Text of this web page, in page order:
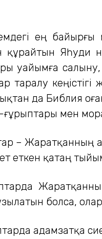
ең байырғы
құрайтын Яһуди
уайымға
таралу кеңістігі
да Библия
мен
–
еткен қатаң
болса,
адамзатқа